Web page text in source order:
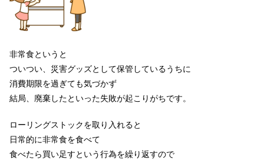
非常食というと
ついつい、災害グッズとして保管しているうちに
消費期限を過ぎても気づかず
結局、廃棄したといった失敗が起こりがちです。
ローリングストックを取り入れると
日常的に非常食を食べて
食べたら買い足すという行為を繰り返すので